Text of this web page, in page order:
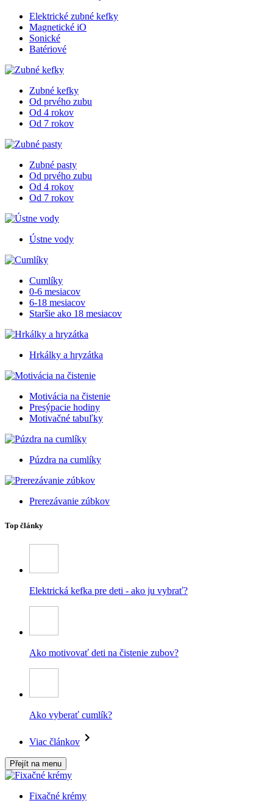
Elektrické zubné kefky
Magnetické iO
Sonické
Batériové
Zubné kefky
Od prvého zubu
Od 4 rokov
Od 7 rokov
Zubné pasty
Od prvého zubu
Od 4 rokov
Od 7 rokov
Ústne vody
Cumlíky
0-6 mesiacov
6-18 mesiacov
Staršie ako 18 mesiacov
Hrkálky a hryzátka
Motivácia na čistenie
Presýpacie hodiny
Motivačné tabuľky
Púzdra na cumlíky
Prerezávanie zúbkov
Top články
Elektrická kefka pre deti - ako ju vybrať?
Ako motivovať deti na čistenie zubov?
Ako vyberať cumlík?
Viac článkov
Přejít na menu
Fixačné krémy